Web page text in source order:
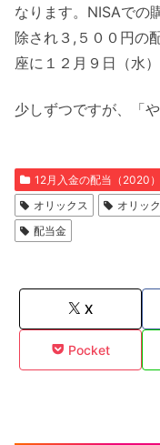
なります。NISAでの
除され３,５００円の
座に１２月９日（水
少しずつですが、「
12月入金の配当（2020）
オリックス
オリッ
配当金
X
Pocket